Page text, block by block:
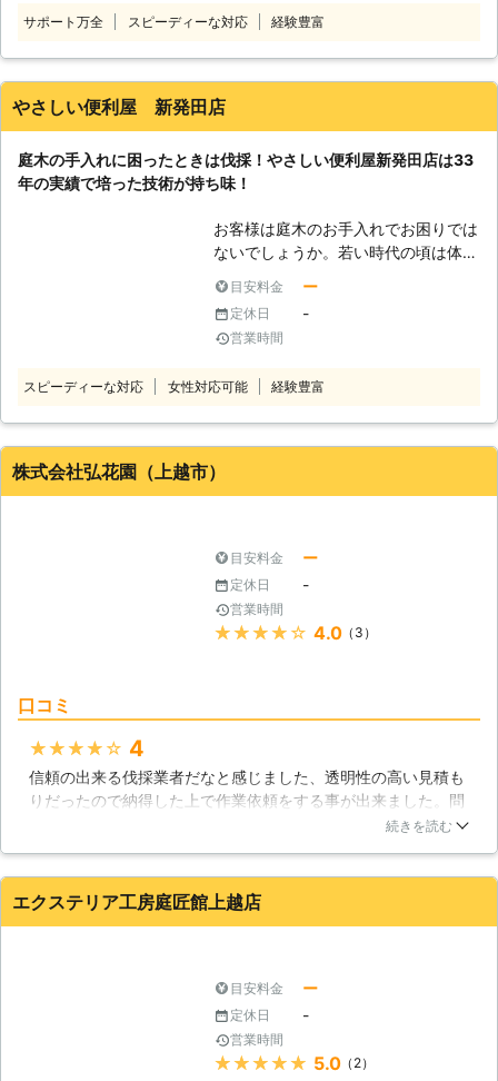
で伐採は当社までご依頼くださいま
せ。
近所の方などの邪魔になってしまって
そうになってしまっているものもある
かもしれません。 しかし、木を伐採
知識などが必要になる場合がありま
す。 その理由は、木の切り方はもち
いと事故につながることがあるからで
す。 例えば、木を切った後によくわ
からないまま処理をしようとして、思
わぬ方向に倒れてしまい、大きな事故
に発展してしまうことがあります。
ことはオススメいたしません。 もし
も木を切るときには伐採の知識と技術
を持ち合わせた方に依頼してみましょ
う。 弊社こと「株式会社 ソイルテ
ック」では、木の伐採を行っておりま
す。 邪魔になってしまった木や大き
などのいらなくなった木の伐採なども
受け付けておりますので、お気軽にご
相談ください。 木の伐採は弊社にお
任せください。 皆様からのご連絡を
サポート万全 スピーディーな対応 経験豊富
やさしい便利屋 新発田店
庭木の手入れに困ったときは伐採！やさしい便利屋新発田店は33
年の実績で培った技術が持ち味！
お客様は庭木のお手入れでお困りでは
ないでしょうか。若い時代の頃は体力
できても、年を重ねると体を動かす作
業が困難になってしまいます。 また
年金暮らしの方ですと金銭的にも余裕
任せることができない人もいらっしゃ
屋 新発田店」はお客様が所有する庭
伐採をおこないます 伐採の作業は危
険が付き物です。高くそびえる庭木が
予想外の方向に倒れてしまったら、お
客様のご自宅にぶつかって破損をさせ
は高い技術を持ったところに依頼する
年の長い実績を持っています。これだ
け長いこと伐採の業者を続けてこられ
たのは、お客様の期待に応えてきたと
いう証明です。ぜひ安心の作業は「や
さしい便利屋新発田店」におまかせい
ただけたらと思います。 ●女性スタ
ッフの同行可能！女性のお客様も安心
してご利用頂けます 女性の方です
も怖いですよね。また男性スタッフで
すとついつい威圧されてしまって、要
望を伝えることができないかもしれま
せん。 「同性のスタッフだと助かる
目安料金 ー
定休日 -
営業時間
スピーディーな対応 女性対応可能 経験豊富
株式会社弘花園（上越市）
目安料金 ー
定休日 -
営業時間
★★★★★ 4.0（3）
口コミ
★★★★★ 4
信頼の出来る伐採業者だなと感じました、透明性の高い見積も
りだったので納得した上で作業依頼をする事が出来ました。問
い合わせの時も凄く親切だなと感じました、わからない部分も
らえるのでおすすめの業者ですね。
新潟県 上越市 2016年11月29日
続きを読む
エクステリア工房庭匠館上越店
目安料金 ー
定休日 -
営業時間
★★★★★ 5.0（2）